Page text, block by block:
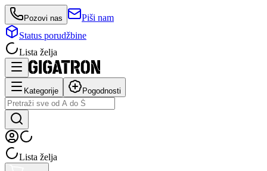
Pozovi nas
Piši nam
Status porudžbine
Lista želja
Kategorije Pogodnosti
Lista želja